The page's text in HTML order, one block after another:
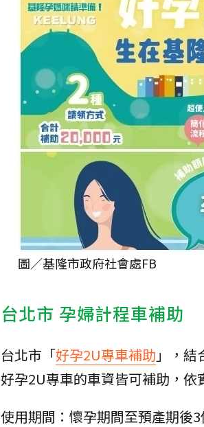
圖／基隆市政府社會處FB
台北市 孕婦計程車補助
台北市「好孕2U專車補助 」，結
好孕2U專車的車資皆可補助，依
使用期間：懷孕期間至預產期後3